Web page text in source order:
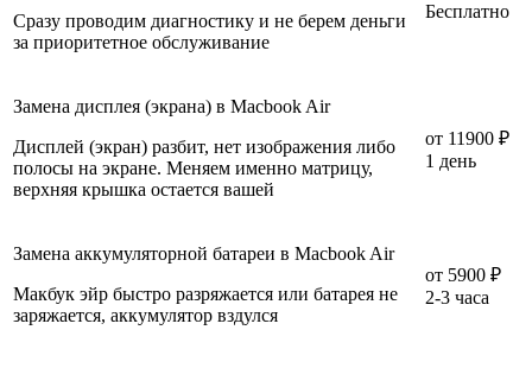
Сразу проводим диагностику и не берем деньги
за приоритетное обслуживание
Бесплатно
Замена дисплея (экрана) в Macbook Air
Дисплей (экран) разбит, нет изображения либо
полосы на экране. Меняем именно матрицу,
верхняя крышка остается вашей
от 11900 ₽
1 день
Замена аккумуляторной батареи в Macbook Air
Макбук эйр быстро разряжается или батарея не
заряжается, аккумулятор вздулся
от 5900 ₽
2-3 часа